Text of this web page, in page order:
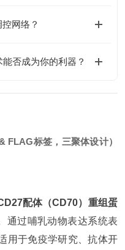
网络？
否成为你的利器？
FLAG标签，三聚体设计）
配体（CD70）重组蛋
通过哺乳动物表达系统表
用于免疫学研究、抗体开